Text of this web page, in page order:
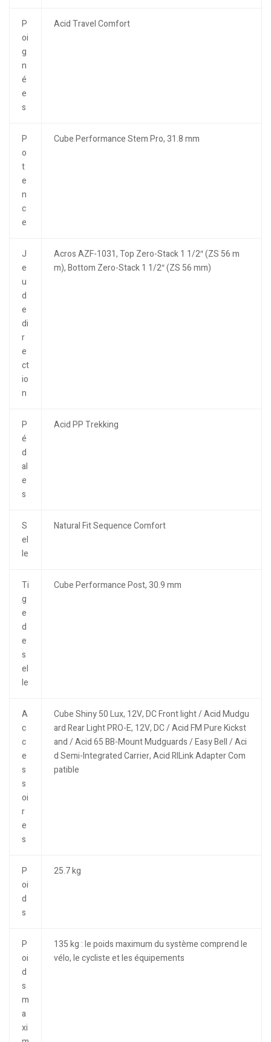
P
oi
g
n
é
e
s
Acid Travel Comfort
P
o
t
e
n
c
e
Cube Performance Stem Pro, 31.8 mm
J
e
u
d
e
di
r
e
ct
io
n
Acros AZF-1031, Top Zero-Stack 1 1/2″ (ZS 56 m
m), Bottom Zero-Stack 1 1/2″ (ZS 56 mm)
P
é
d
al
e
s
Acid PP Trekking
S
el
le
Natural Fit Sequence Comfort
Ti
g
e
d
e
s
el
le
Cube Performance Post, 30.9 mm
A
c
c
e
s
s
oi
r
e
s
Cube Shiny 50 Lux, 12V, DC Front light / Acid Mudgu
ard Rear Light PRO-E, 12V, DC / Acid FM Pure Kickst
and / Acid 65 BB-Mount Mudguards / Easy Bell / Aci
d Semi-Integrated Carrier, Acid RILink Adapter Com
patible
P
oi
d
s
25.7 kg
P
oi
d
s
m
a
xi
135 kg : le poids maximum du système comprend le
vélo, le cycliste et les équipements